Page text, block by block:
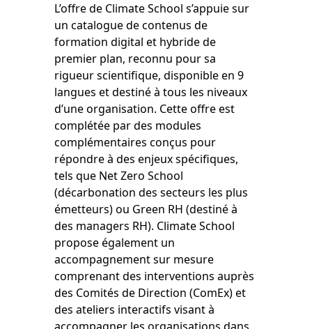
L’offre de Climate School s’appuie sur
un catalogue de contenus de
formation digital et hybride de
premier plan, reconnu pour sa
rigueur scientifique, disponible en 9
langues et destiné à tous les niveaux
d’une organisation. Cette offre est
complétée par des modules
complémentaires conçus pour
répondre à des enjeux spécifiques,
tels que Net Zero School
(décarbonation des secteurs les plus
émetteurs) ou Green RH (destiné à
des managers RH). Climate School
propose également un
accompagnement sur mesure
comprenant des interventions auprès
des Comités de Direction (ComEx) et
des ateliers interactifs visant à